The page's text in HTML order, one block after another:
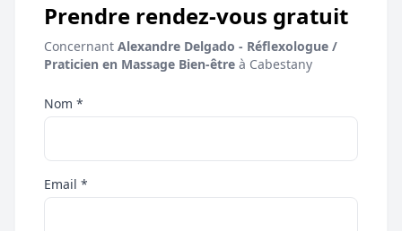
Prendre rendez-vous gratuit
Concernant Alexandre Delgado - Réflexologue /
Praticien en Massage Bien-être à Cabestany
Nom *
Email *